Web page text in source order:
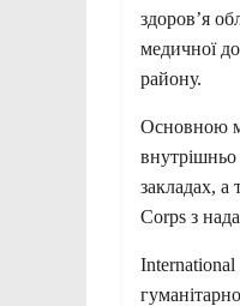
здоров’я
медичної
району.
Основною
закладах, а
Corps з